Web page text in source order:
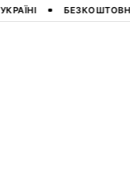
БЕЗКОШТОВНА ДОСТАВКА